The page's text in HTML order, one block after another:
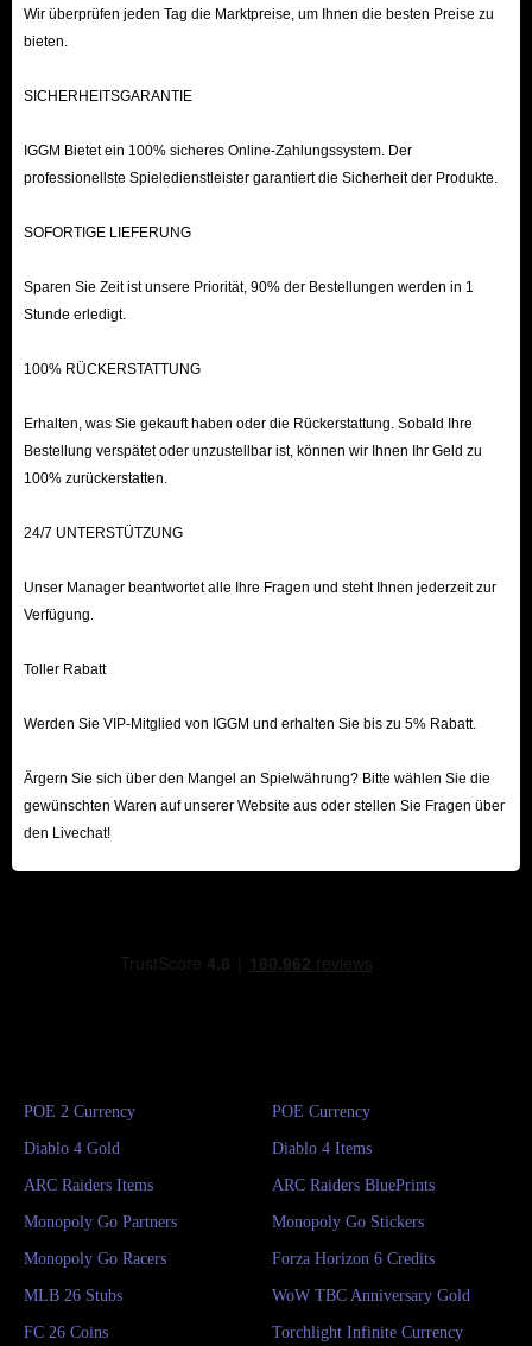
Wir überprüfen jeden Tag die Marktpreise, um Ihnen die besten Preise zu
bieten.
SICHERHEITSGARANTIE
IGGM Bietet ein 100% sicheres Online-Zahlungssystem. Der
professionellste Spieledienstleister garantiert die Sicherheit der Produkte.
SOFORTIGE LIEFERUNG
Sparen Sie Zeit ist unsere Priorität, 90% der Bestellungen werden in 1
Stunde erledigt.
100% RÜCKERSTATTUNG
Erhalten, was Sie gekauft haben oder die Rückerstattung. Sobald Ihre
Bestellung verspätet oder unzustellbar ist, können wir Ihnen Ihr Geld zu
100% zurückerstatten.
24/7 UNTERSTÜTZUNG
Unser Manager beantwortet alle Ihre Fragen und steht Ihnen jederzeit zur
Verfügung.
Toller Rabatt
Werden Sie VIP-Mitglied von IGGM und erhalten Sie bis zu 5% Rabatt.
Ärgern Sie sich über den Mangel an Spielwährung? Bitte wählen Sie die
gewünschten Waren auf unserer Website aus oder stellen Sie Fragen über
den Livechat!
POE 2 Currency POE Currency
Diablo 4 Gold Diablo 4 Items
ARC Raiders Items ARC Raiders BluePrints
Monopoly Go Partners Monopoly Go Stickers
Monopoly Go Racers Forza Horizon 6 Credits
MLB 26 Stubs WoW TBC Anniversary Gold
FC 26 Coins Torchlight Infinite Currency